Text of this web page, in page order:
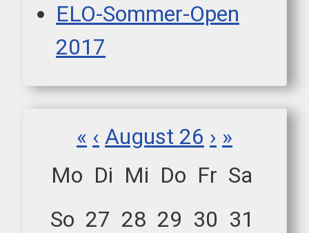
ELO-Sommer-Open
2017
« ‹ August 26 › »
Mo Di Mi Do Fr Sa
So 27 28 29 30 31